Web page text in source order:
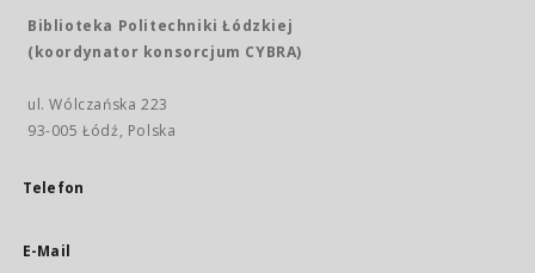
Biblioteka Politechniki Łódzkiej
(koordynator konsorcjum CYBRA)
ul. Wólczańska 223
93-005 Łódź, Polska
Telefon
E-Mail